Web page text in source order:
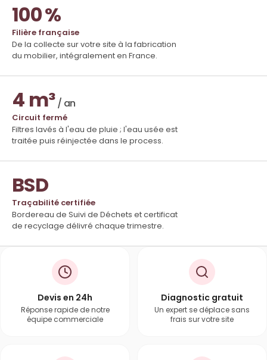
100 %
Filière française
De la collecte sur votre site à la fabrication
du mobilier, intégralement en France.
4 m³/ an
Circuit fermé
Filtres lavés à l'eau de pluie ; l'eau usée est
traitée puis réinjectée dans le process.
BSD
Traçabilité certifiée
Bordereau de Suivi de Déchets et certificat
de recyclage délivré chaque trimestre.
Devis en 24h
Réponse rapide de notre
équipe commerciale
Diagnostic gratuit
Un expert se déplace sans
frais sur votre site